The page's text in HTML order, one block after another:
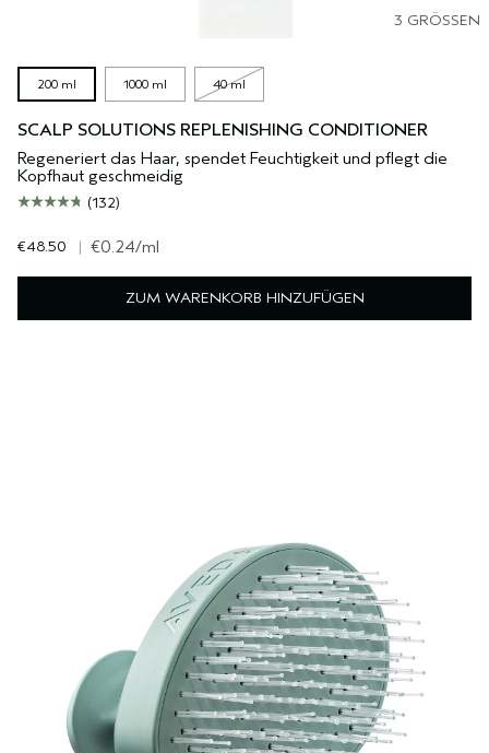
3 GRÖSSEN
200 ml 1000 ml 40 ml
SCALP SOLUTIONS REPLENISHING CONDITIONER
Regeneriert das Haar, spendet Feuchtigkeit und pflegt die
Kopfhaut geschmeidig
(132)
€48.50 | €0.24/ml
ZUM WARENKORB HINZUFÜGEN